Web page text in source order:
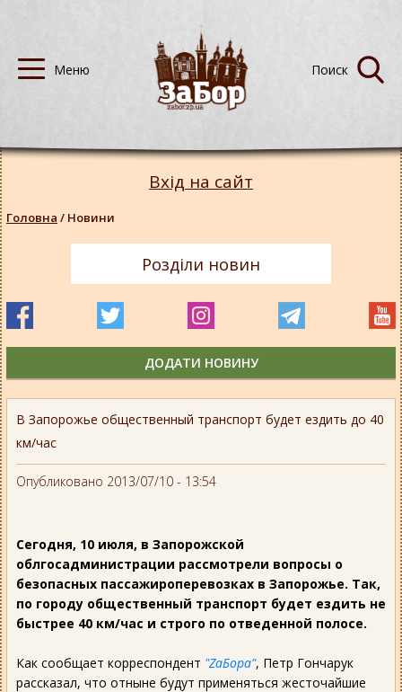
В Запорожье общественный транспорт будет ездить до 40
км/час
Опубликовано 2013/07/10 - 13:54
Сегодня, 10 июля, в Запорожской
облгосадминистрации рассмотрели вопросы о
безопасных пассажироперевозках в Запорожье. Так,
по городу общественный транспорт будет ездить не
быстрее 40 км/час и строго по отведенной полосе.
Как сообщает корреспондент "ZaБора", Петр Гончарук
рассказал, что отныне будут применяться жесточайшие
Вхід на сайт
Головна / Новини
Розділи новин
ДОДАТИ НОВИНУ